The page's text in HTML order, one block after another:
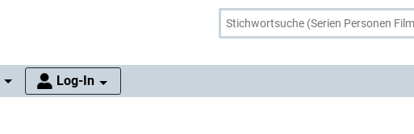
Log-In